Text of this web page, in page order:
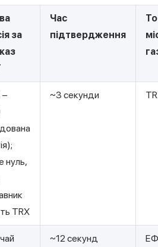
за
Час
підтвердження
–
нуль,
TRX
~3 секунди
~12 секунд